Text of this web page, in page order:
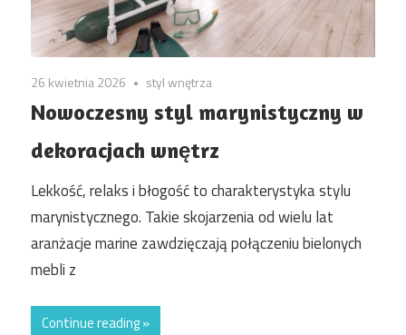
26 kwietnia 2026 styl wnętrza
Nowoczesny styl marynistyczny w
dekoracjach wnętrz
Lekkość, relaks i błogość to charakterystyka stylu
marynistycznego. Takie skojarzenia od wielu lat
aranżacje marine zawdzięczają połączeniu bielonych
mebli z
Continue reading »